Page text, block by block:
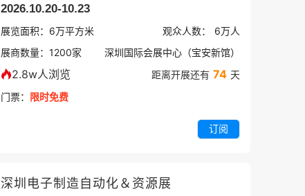
2026.10.20-10.23
展览面积： 6万平方米 观众人数： 6万人
展商数量： 1200家 深圳国际会展中心（宝安新馆）
2.8w人浏览 距离开展还有 74 天
门票： 限时免费
订阅
深圳电子制造自动化＆资源展